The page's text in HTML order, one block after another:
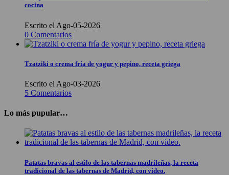
cocina
Escrito el Ago-05-2026
0 Comentarios
Tzatziki o crema fría de yogur y pepino, receta griega
Escrito el Ago-03-2026
5 Comentarios
Lo más pupular…
Patatas bravas al estilo de las tabernas madrileñas, la receta
tradicional de las tabernas de Madrid, con vídeo.